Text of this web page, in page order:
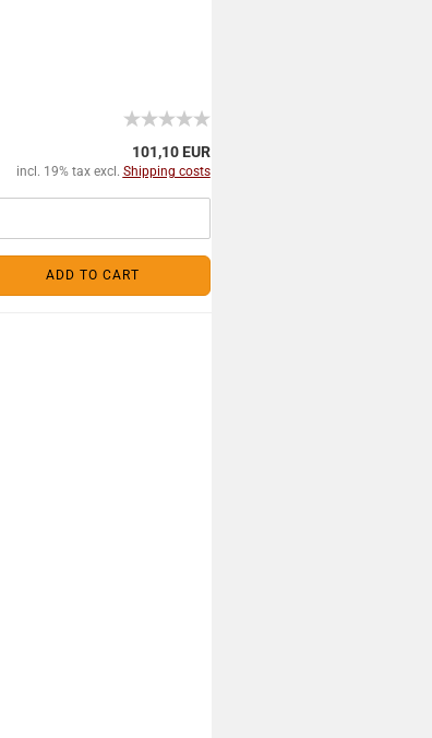
101,10 EUR
incl. 19% tax excl. Shipping costs
ADD TO CART